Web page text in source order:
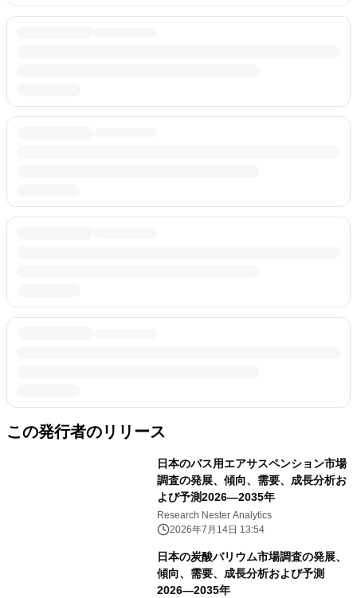
この発行者のリリース
日本のバス用エアサスペンション市場
調査の発展、傾向、需要、成長分析お
よび予測2026―2035年
Research Nester Analytics
2026年7月14日 13:54
日本の炭酸バリウム市場調査の発展、
傾向、需要、成長分析および予測
2026―2035年